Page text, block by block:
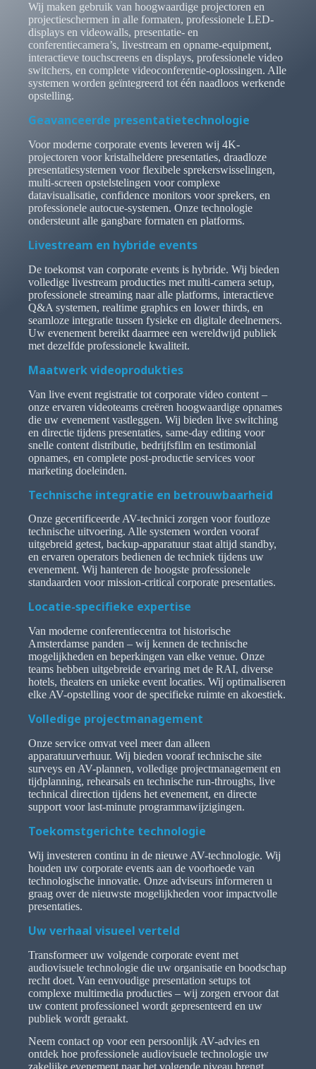
Wij maken gebruik van hoogwaardige projectoren en
projectieschermen in alle formaten, professionele LED-
displays en videowalls, presentatie- en
conferentiecamera’s, livestream en opname-equipment,
interactieve touchscreens en displays, professionele video
switchers, en complete videoconferentie-oplossingen. Alle
systemen worden geïntegreerd tot één naadloos werkende
opstelling.
Geavanceerde presentatietechnologie
Voor moderne corporate events leveren wij 4K-
projectoren voor kristalheldere presentaties, draadloze
presentatiesystemen voor flexibele sprekerswisselingen,
multi-screen opstelstelingen voor complexe
datavisualisatie, confidence monitors voor sprekers, en
professionele autocue-systemen. Onze technologie
ondersteunt alle gangbare formaten en platforms.
Livestream en hybride events
De toekomst van corporate events is hybride. Wij bieden
volledige livestream producties met multi-camera setup,
professionele streaming naar alle platforms, interactieve
Q&A systemen, realtime graphics en lower thirds, en
seamloze integratie tussen fysieke en digitale deelnemers.
Uw evenement bereikt daarmee een wereldwijd publiek
met dezelfde professionele kwaliteit.
Maatwerk videoprodukties
Van live event registratie tot corporate video content –
onze ervaren videoteams creëren hoogwaardige opnames
die uw evenement vastleggen. Wij bieden live switching
en directie tijdens presentaties, same-day editing voor
snelle content distributie, bedrijfsfilm en testimonial
opnames, en complete post-productie services voor
marketing doeleinden.
Technische integratie en betrouwbaarheid
Onze gecertificeerde AV-technici zorgen voor foutloze
technische uitvoering. Alle systemen worden vooraf
uitgebreid getest, backup-apparatuur staat altijd standby,
en ervaren operators bedienen de techniek tijdens uw
evenement. Wij hanteren de hoogste professionele
standaarden voor mission-critical corporate presentaties.
Locatie-specifieke expertise
Van moderne conferentiecentra tot historische
Amsterdamse panden – wij kennen de technische
mogelijkheden en beperkingen van elke venue. Onze
teams hebben uitgebreide ervaring met de RAI, diverse
hotels, theaters en unieke event locaties. Wij optimaliseren
elke AV-opstelling voor de specifieke ruimte en akoestiek.
Volledige projectmanagement
Onze service omvat veel meer dan alleen
apparatuurverhuur. Wij bieden vooraf technische site
surveys en AV-plannen, volledige projectmanagement en
tijdplanning, rehearsals en technische run-throughs, live
technical direction tijdens het evenement, en directe
support voor last-minute programmawijzigingen.
Toekomstgerichte technologie
Wij investeren continu in de nieuwe AV-technologie. Wij
houden uw corporate events aan de voorhoede van
technologische innovatie. Onze adviseurs informeren u
graag over de nieuwste mogelijkheden voor impactvolle
presentaties.
Uw verhaal visueel verteld
Transformeer uw volgende corporate event met
audiovisuele technologie die uw organisatie en boodschap
recht doet. Van eenvoudige presentation setups tot
complexe multimedia producties – wij zorgen ervoor dat
uw content professioneel wordt gepresenteerd en uw
publiek wordt geraakt.
Neem contact op voor een persoonlijk AV-advies en
ontdek hoe professionele audiovisuele technologie uw
zakelijke evenement naar het volgende niveau brengt.